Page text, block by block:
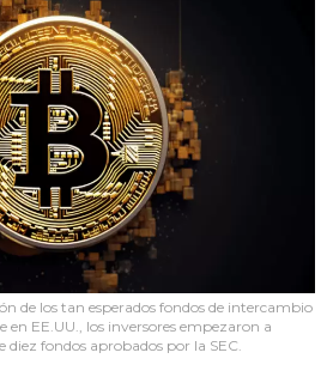
de los tan esperados fondos de intercambio
en EE.UU., los inversores empezaron a
fondos aprobados por la SEC.